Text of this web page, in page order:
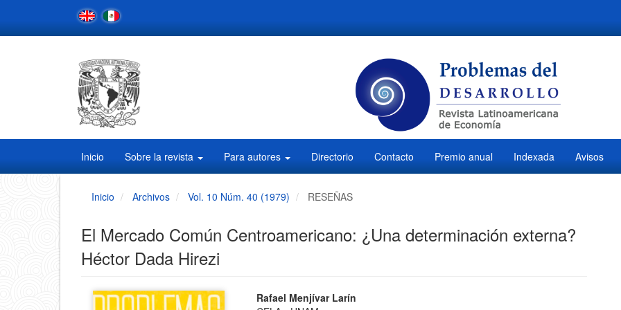
Contenido
Inicio Sobre la revista Para autores Directorio Contacto Premio anual Indexada Avisos
Inicio Archivos Vol. 10 Núm. 40 (1979) RESEÑAS
El Mercado Común Centroamericano: ¿Una determinación externa?
Héctor Dada Hirezi
Barra
Contenido
Rafael Menjívar Larín